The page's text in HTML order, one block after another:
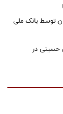
جوان توسط بانک ملی
حسینی در